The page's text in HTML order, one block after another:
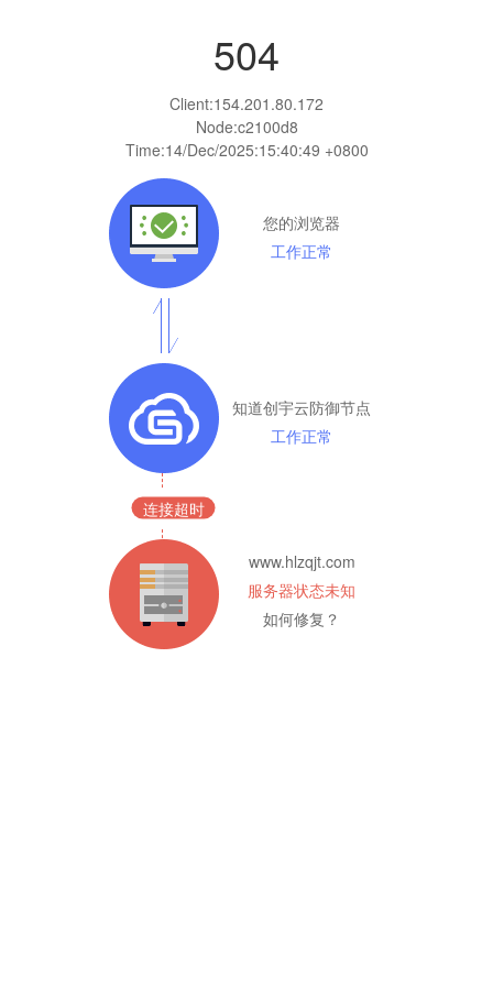
504
Client:154.201.80.172
Node:c2100d8
Time:14/Dec/2025:15:40:49 +0800
您的浏览器
工作正常
知道创宇云防御节点
工作正常
连接超时
www.hlzqjt.com
服务器状态未知
如何修复？